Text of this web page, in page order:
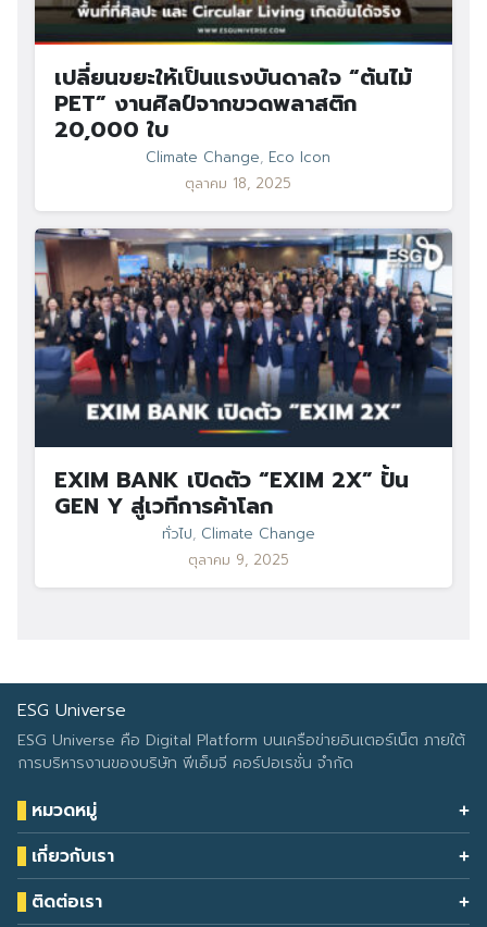
เปลี่ยนขยะให้เป็นแรงบันดาลใจ “ต้นไม้
PET” งานศิลป์จากขวดพลาสติก
20,000 ใบ
Climate Change, Eco Icon
ตุลาคม 18, 2025
EXIM BANK เปิดตัว “EXIM 2X” ปั้น
GEN Y สู่เวทีการค้าโลก
ทั่วไป, Climate Change
ตุลาคม 9, 2025
ESG Universe
ESG Universe คือ Digital Platform บนเครือข่ายอินเตอร์เน็ต ภายใต้
การบริหารงานของบริษัท พีเอ็มจี คอร์ปอเรชั่น จำกัด
หมวดหมู่
Health & Wellness
Eco Icon
ESG Data
เกี่ยวกับเรา
Our Services
About Us
ติดต่อเรา